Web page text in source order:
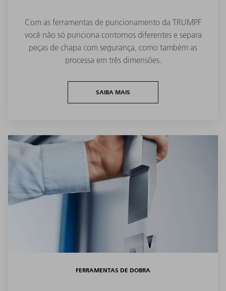
Com as ferramentas de puncionamento da TRUMPF
você não só punciona contornos diferentes e separa
peças de chapa com segurança, como também as
processa em três dimensões.
SAIBA MAIS
FERRAMENTAS DE DOBRA